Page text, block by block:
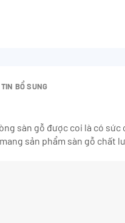
BỔ SUNG
sàn gỗ được coi là có
sản phẩm sàn gỗ